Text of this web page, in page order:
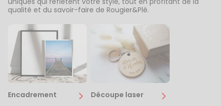
qualité et du savoir-faire de Rougier&Plé.
Encadrement Découpe laser